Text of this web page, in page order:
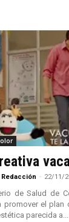
Redacción - 22/11/
de Salud de
promover el plan
parecida a...